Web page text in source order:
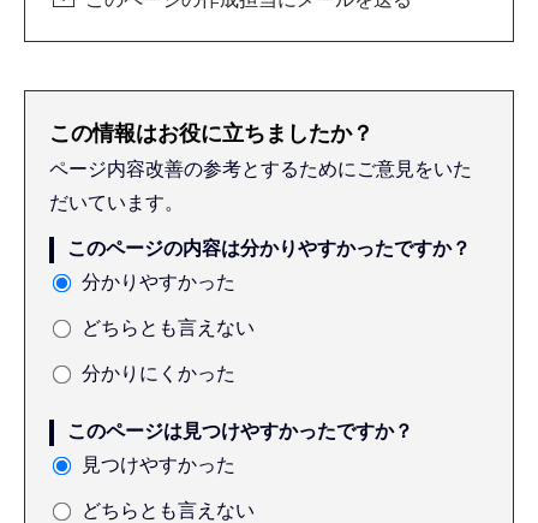
この情報はお役に立ちましたか？
ページ内容改善の参考とするためにご意見をいた
だいています。
このページの内容は分かりやすかったですか？
分かりやすかった
どちらとも言えない
分かりにくかった
このページは見つけやすかったですか？
見つけやすかった
どちらとも言えない